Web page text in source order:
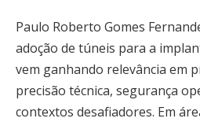
Paulo Roberto Gomes
adoção de túneis para a
vem ganhando relevância em
precisão técnica, segurança
contextos desafiadores. Em